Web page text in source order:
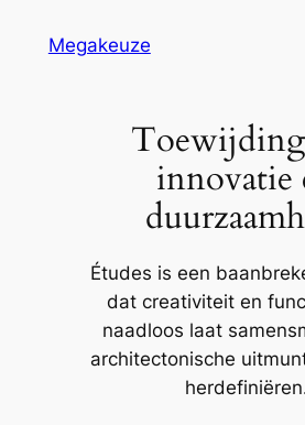
Megakeuze
innovatie
Études is een
dat creativiteit en
naadloos laat
architectonische